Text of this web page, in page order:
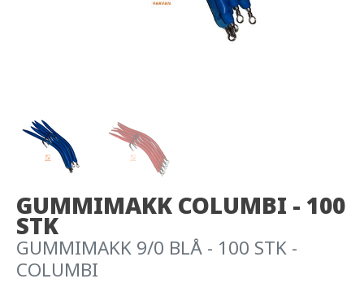
GUMMIMAKK COLUMBI - 100
STK
GUMMIMAKK 9/0 BLÅ - 100 STK -
COLUMBI